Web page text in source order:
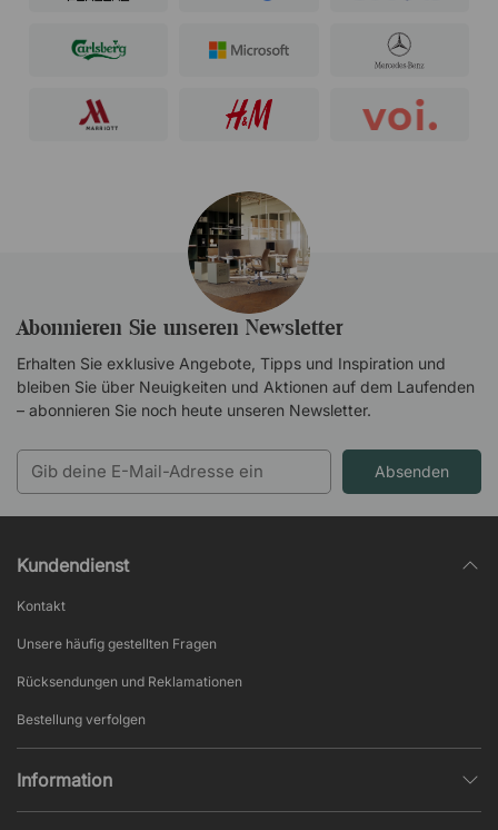
Abonnieren Sie unseren Newsletter
Erhalten Sie exklusive Angebote, Tipps und Inspiration und
bleiben Sie über Neuigkeiten und Aktionen auf dem Laufenden
– abonnieren Sie noch heute unseren Newsletter.
Absenden
Kundendienst
Kontakt
Unsere häufig gestellten Fragen
Rücksendungen und Reklamationen
Bestellung verfolgen
Information